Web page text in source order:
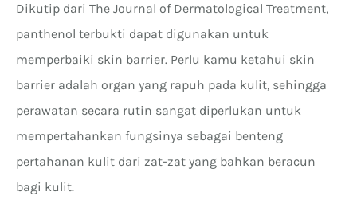
Dikutip dari The Journal of Dermatological Treatment,
panthenol terbukti dapat digunakan untuk
memperbaiki skin barrier. Perlu kamu ketahui skin
barrier adalah organ yang rapuh pada kulit, sehingga
perawatan secara rutin sangat diperlukan untuk
mempertahankan fungsinya sebagai benteng
pertahanan kulit dari zat-zat yang bahkan beracun
bagi kulit.